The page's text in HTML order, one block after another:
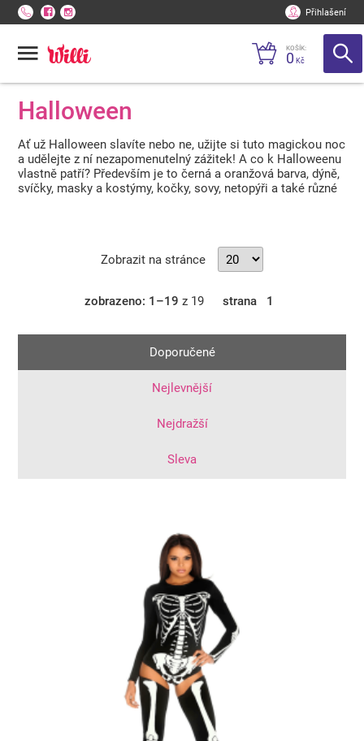
Přihlašení
KOŠÍK:
0 Kč
Halloween
Ať už Halloween slavíte nebo ne, užijte si tuto magickou noc
a udělejte z ní nezapomenutelný zážitek! A co k Halloweenu
vlastně patří? Především je to černá a oranžová barva, dýně,
svíčky, masky a kostýmy, kočky, sovy, netopýři a také různé
Zobrazit na stránce
zobrazeno: 1–19 z 19 strana 1
Doporučené
Nejlevnější
Nejdražší
Sleva